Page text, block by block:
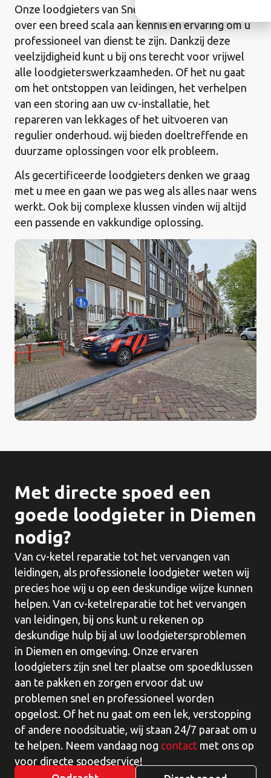
Onze loodgieters van Snell Service beschikken
over een breed scala aan kennis en ervaring om u
professioneel van dienst te zijn. Dankzij deze
veelzijdigheid kunt u bij ons terecht voor vrijwel
alle loodgieterswerkzaamheden. Of het nu gaat
om het ontstoppen van leidingen, het verhelpen
van een storing aan uw cv-installatie, het
repareren van lekkages of het uitvoeren van
regulier onderhoud. wij bieden doeltreffende en
duurzame oplossingen voor elk probleem.
Als gecertificeerde loodgieters denken we graag
met u mee en gaan we pas weg als alles naar wens
werkt. Ook bij complexe klussen vinden wij altijd
een passende en vakkundige oplossing.
Met directe spoed een
goede loodgieter in Diemen
nodig?
Van cv-ketel reparatie tot het vervangen van
leidingen, als professionele loodgieter weten wij
precies hoe wij u op een deskundige wijze kunnen
helpen. Van cv-ketelreparatie tot het vervangen
van leidingen, bij ons kunt u rekenen op
deskundige hulp bij al uw loodgietersproblemen
in Diemen en omgeving. Onze ervaren
loodgieters zijn snel ter plaatse om spoedklussen
aan te pakken en zorgen ervoor dat uw
problemen snel en professioneel worden
opgelost. Of het nu gaat om een ​​lek, verstopping
of andere noodsituatie, wij staan 24/7 paraat om u
te helpen. Neem vandaag nog contact met ons op
voor directe spoedservice!